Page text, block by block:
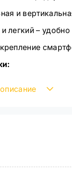
и
легкий –
виде: